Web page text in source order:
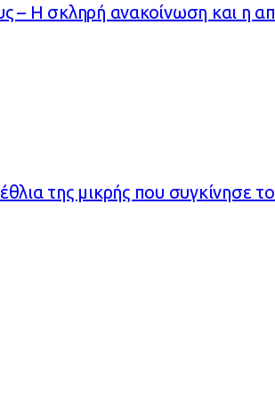
– Η σκληρή ανακοίνωση και η
της μικρής που συγκίνησε